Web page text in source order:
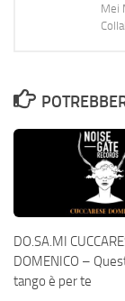
Mei
DO.SA.MI
DOMENICO –
tango è per te